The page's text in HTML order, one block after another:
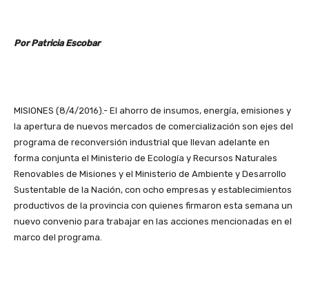
Por Patricia Escobar
MISIONES (8/4/2016).- El ahorro de insumos, energía, emisiones y
la apertura de nuevos mercados de comercialización son ejes del
programa de reconversión industrial que llevan adelante en
forma conjunta el Ministerio de Ecología y Recursos Naturales
Renovables de Misiones y el Ministerio de Ambiente y Desarrollo
Sustentable de la Nación, con ocho empresas y establecimientos
productivos de la provincia con quienes firmaron esta semana un
nuevo convenio para trabajar en las acciones mencionadas en el
marco del programa.